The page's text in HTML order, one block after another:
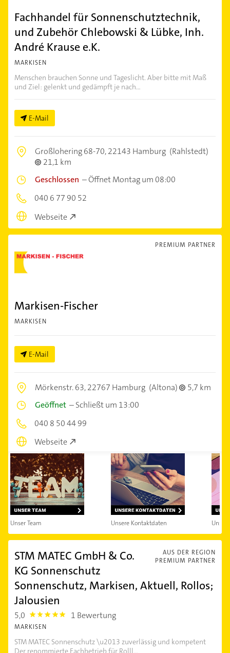
Fachhandel für Sonnenschutztechnik,
und Zubehör Chlebowski & Lübke, Inh.
André Krause e.K.
MARKISEN
Menschen brauchen Sonne und Tageslicht. Aber bitte mit Maß
und Ziel: gelenkt und gedämpft je nach...
E-Mail
Großlohering 68-70,22143 Hamburg (Rahlstedt)
21,1 km
Geschlossen –Öffnet Montag um 08:00
040 6 77 90 52
Webseite
PREMIUM PARTNER
Markisen-Fischer
MARKISEN
E-Mail
Mörkenstr. 63,22767 Hamburg (Altona)
5,7 km
Geöffnet –Schließt um 13:00
040 8 50 44 99
Webseite
Unser Team Unsere Kontaktdaten
AUS DER REGION
PREMIUM PARTNER
STM MATEC GmbH & Co.
KG Sonnenschutz
Sonnenschutz, Markisen, Aktuell, Rollos;
Jalousien
5,0 5.0 1 Bewertung
MARKISEN
STM MATEC Sonnenschutz \u2013 zuverlässig und kompetent
Der renommierte Fachbetrieb für Rolll...